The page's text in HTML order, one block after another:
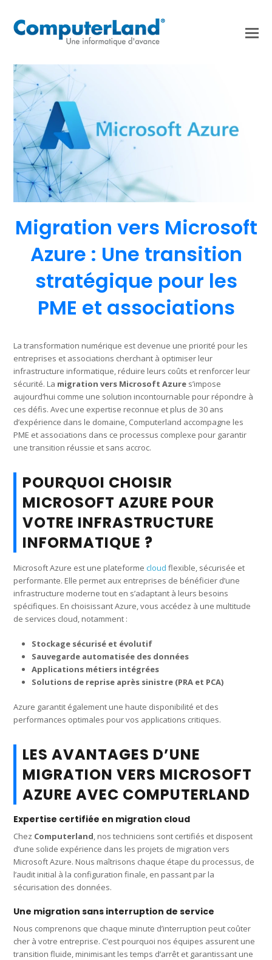
Migration vers Microsoft
Azure : Une transition
stratégique pour les
PME et associations
La transformation numérique est devenue une priorité pour les
entreprises et associations cherchant à optimiser leur
infrastructure informatique, réduire leurs coûts et renforcer leur
sécurité. La migration vers Microsoft Azure s’impose
aujourd’hui comme une solution incontournable pour répondre à
ces défis. Avec une expertise reconnue et plus de 30 ans
d’expérience dans le domaine, Computerland accompagne les
PME et associations dans ce processus complexe pour garantir
une transition réussie et sans accroc.
POURQUOI CHOISIR
MICROSOFT AZURE POUR
VOTRE INFRASTRUCTURE
INFORMATIQUE ?
Microsoft Azure est une plateformecloud flexible, sécurisée et
performante. Elle permet aux entreprises de bénéficier d’une
infrastructure moderne tout en s’adaptant à leurs besoins
spécifiques. En choisissant Azure, vous accédez à une multitude
de services cloud, notamment :
Stockage sécurisé et évolutif
Sauvegarde automatisée des données
Applications métiers intégrées
Solutions de reprise après sinistre (PRA et PCA)
Azure garantit également une haute disponibilité et des
performances optimales pour vos applications critiques.
LES AVANTAGES D’UNE
MIGRATION VERS MICROSOFT
AZURE AVEC COMPUTERLAND
Expertise certifiée en migration cloud
Chez Computerland, nos techniciens sont certifiés et disposent
d’une solide expérience dans les projets de migration vers
Microsoft Azure. Nous maîtrisons chaque étape du processus, de
l’audit initial à la configuration finale, en passant par la
sécurisation des données.
Une migration sans interruption de service
Nous comprenons que chaque minute d’interruption peut coûter
cher à votre entreprise. C’est pourquoi nos équipes assurent une
transition fluide, minimisant les temps d’arrêt et garantissant une